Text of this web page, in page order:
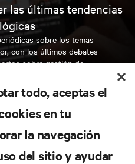
las últimas tendencias
sobre los temas
con los últimos debates
sobre gestión de
AHORA
todo, aceptas el
en tu
la navegación
del sitio y ayudar